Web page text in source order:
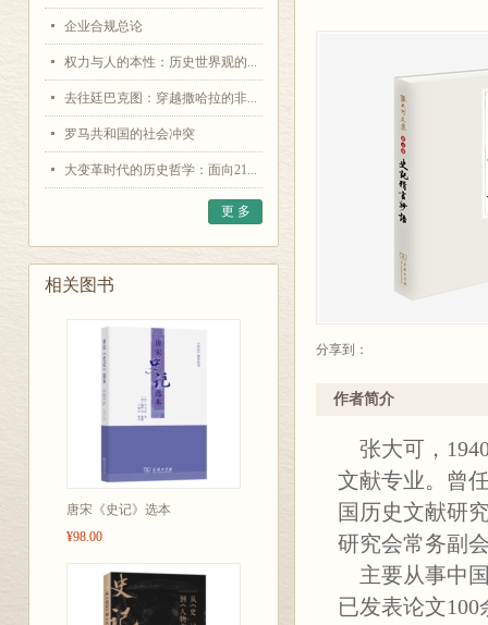
企业合规总论
权力与人的本性：历史世界观的...
去往廷巴克图：穿越撒哈拉的非...
罗马共和国的社会冲突
大变革时代的历史哲学：面向21...
更 多
相关图书
唐宋《史记》选本
¥98.00
分享到：
作者简介
张大可，
文献专业。曾
国历史文献研
研究会常务副
主要从事中
已发表论文